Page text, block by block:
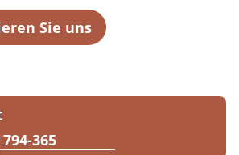
Sie uns
365